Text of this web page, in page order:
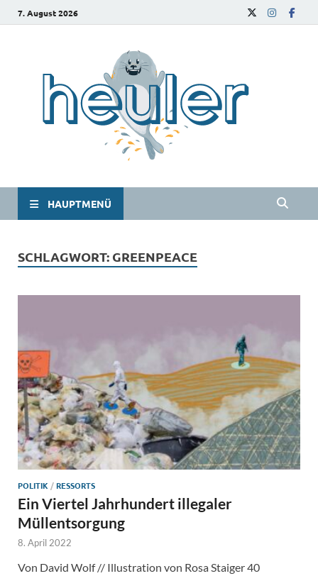
7. August 2026
HAUPTMENÜ
SCHLAGWORT: GREENPEACE
POLITIK /RESSORTS
Ein Viertel Jahrhundert illegaler
Müllentsorgung
8. April 2022
Von David Wolf // Illustration von Rosa Staiger 40